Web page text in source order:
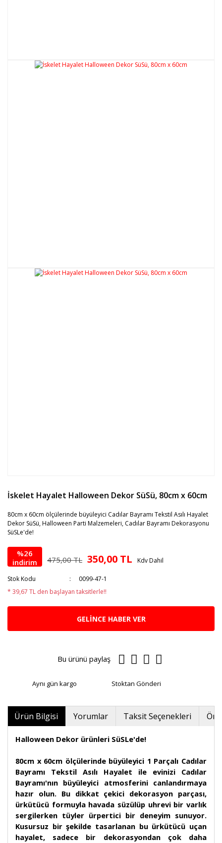
İskelet Hayalet Halloween Dekor SüSü, 80cm x 60cm
80cm x 60cm ölçülerinde büyüleyici Cadılar Bayramı Tekstil Asılı Hayalet
Dekor SüSü, Halloween Parti Malzemeleri, Cadılar Bayramı Dekorasyonu
SüSLe'de!
%26
indirim
475,00 TL 350,00 TL Kdv Dahil
Stok Kodu
0099-47-1
* 39,67 TL den başlayan taksitlerle!!
GELİNCE HABER VER
Bu ürünü paylaş
Aynı gün kargo Stoktan Gönderi
Ürün Bilgisi Yorumlar Taksit Seçenekleri
Halloween Dekor ürünleri SüSLe'de!
80cm x 60cm ölçülerinde büyüleyici 1 Parçalı Cadılar
Bayramı Tekstil Asılı Hayalet ile evinizi Cadılar
Bayramı'nın büyüleyici atmosferini canlandırmaya
hazır olun. Bu dikkat çekici dekorasyon parçası,
ürkütücü formuyla havada süzülüp uhrevi bir varlık
sergilerken tüyler ürpertici bir deneyim sunuyor.
Kusursuz bir şekilde tasarlanan bu ürkütücü uçan
hayalet, sadece bir dekorasyondan çok daha